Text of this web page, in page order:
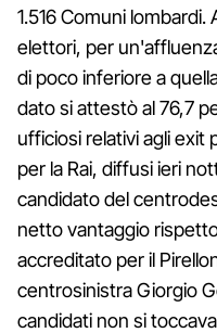
1.516 Comuni
elettori, per
di poco inferiore a
dato si attestò al 76,7
ufficiosi relativi agli exit
per la Rai, diffusi ieri
candidato del
netto vantaggio
accreditato per il
centrosinistra Giorgio
candidati non si